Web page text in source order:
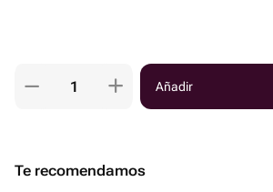
Añadir
Te recomendamos